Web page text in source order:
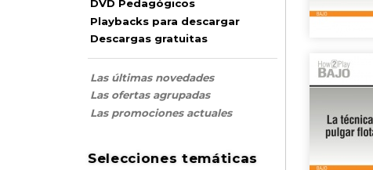
DVD Pedagógicos
Playbacks para descargar
Descargas gratuitas
Las últimas novedades
Las ofertas agrupadas
Las promociones actuales
Selecciones temáticas